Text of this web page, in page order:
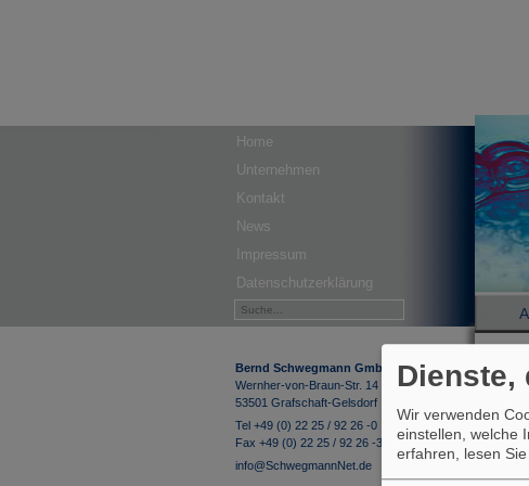
Home
Unternehmen
Kontakt
News
Impressum
Datenschutzerklärung
Bernd Schwegmann GmbH & Co. KG
Wernher-von-Braun-Str. 14
53501 Grafschaft-Gelsdorf
Tel +49 (0) 22 25 / 92 26 -0
Fax +49 (0) 22 25 / 92 26 -33
info@SchwegmannNet.de
Dienste,
Wir verwenden
einstellen, welche
erfahren, lesen